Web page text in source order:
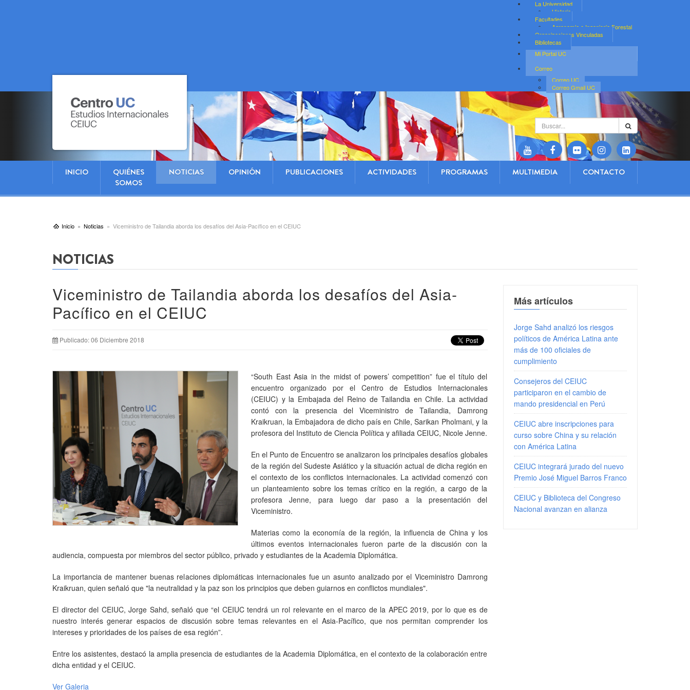
La Universidad
Historia
Facultades
Agronomía e Ingeniería Forestal
Organizaciones Vinculadas
Bibliotecas
Mi Portal UC
Correo
Correo UC
Correo Gmail UC
Buscar...
INICIO
QUIÉNES
SOMOS
NOTICIAS OPINIÓN PUBLICACIONES ACTIVIDADES PROGRAMAS MULTIMEDIA CONTACTO
Inicio Noticias Viceministro de Tailandia aborda los desafíos del Asia-Pacífico en el CEIUC
NOTICIAS
Viceministro de Tailandia aborda los desafíos del Asia-
Pacífico en el CEIUC
Publicado: 06 Diciembre 2018
“South East Asia in the midst of powers’ competition” fue el título del
encuentro organizado por el Centro de Estudios Internacionales
(CEIUC) y la Embajada del Reino de Tailandia en Chile. La actividad
contó con la presencia del Viceministro de Tailandia, Damrong
Kraikruan, la Embajadora de dicho país en Chile, Sarikan Pholmani, y la
profesora del Instituto de Ciencia Política y afiliada CEIUC, Nicole Jenne.
En el Punto de Encuentro se analizaron los principales desafíos globales
de la región del Sudeste Asiático y la situación actual de dicha región en
el contexto de los conflictos internacionales. La actividad comenzó con
un planteamiento sobre los temas crítico en la región, a cargo de la
profesora Jenne, para luego dar paso a la presentación del
Viceministro.
Materias como la economía de la región, la influencia de China y los
últimos eventos internacionales fueron parte de la discusión con la
audiencia, compuesta por miembros del sector público, privado y estudiantes de la Academia Diplomática.
La importancia de mantener buenas relaciones diplomáticas internacionales fue un asunto analizado por el Viceministro Damrong
Kraikruan, quien señaló que "la neutralidad y la paz son los principios que deben guiarnos en conflictos mundiales".
El director del CEIUC, Jorge Sahd, señaló que “el CEIUC tendrá un rol relevante en el marco de la APEC 2019, por lo que es de
nuestro interés generar espacios de discusión sobre temas relevantes en el Asia-Pacífico, que nos permitan comprender los
intereses y prioridades de los países de esa región”.
Entre los asistentes, destacó la amplia presencia de estudiantes de la Academia Diplomática, en el contexto de la colaboración entre
dicha entidad y el CEIUC.
Ver Galeria
Más artículos
Jorge Sahd analizó los riesgos
políticos de América Latina ante
más de 100 oficiales de
cumplimiento
Consejeros del CEIUC
participaron en el cambio de
mando presidencial en Perú
CEIUC abre inscripciones para
curso sobre China y su relación
con América Latina
CEIUC integrará jurado del nuevo
Premio José Miguel Barros Franco
CEIUC y Biblioteca del Congreso
Nacional avanzan en alianza